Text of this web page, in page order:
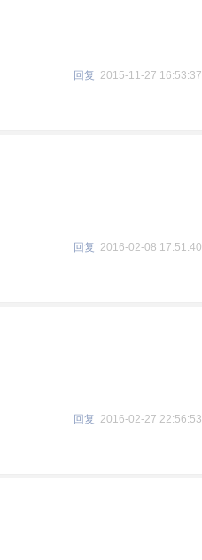
回复 2015-11-27 16:53:37
回复 2016-02-08 17:51:40
回复 2016-02-27 22:56:53